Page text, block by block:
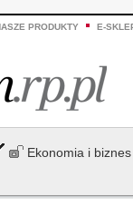
PRODUKTY E-
Ekonomia i biznes